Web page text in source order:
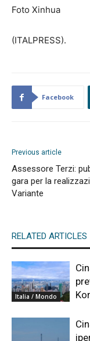
Foto Xinhua
(ITALPRESS).
Facebook
Previous article
Assessore Terzi:
gara per la
Variante
RELATED ARTICLES
Italia / Mondo